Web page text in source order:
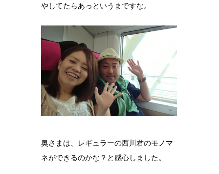
やしてたらあっというまですな。
奥さまは、レギュラーの西川君のモノマ
ネができるのかな？と感心しました。